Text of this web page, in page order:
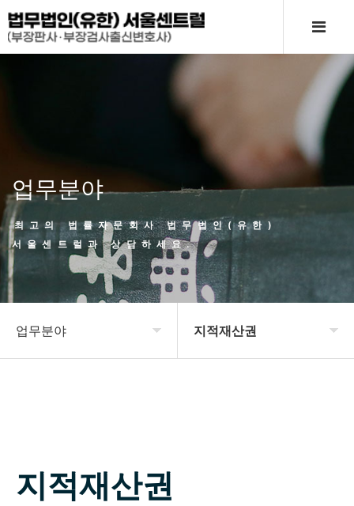
업무분야
최고의 법률자문회사 법무법인(유한)
서울센트럴과 상담하세요.
업무분야
상담신청
지적재산권
지적재산권